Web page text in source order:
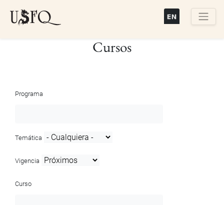
Cursos
Programa
Temática
Vigencia
Curso